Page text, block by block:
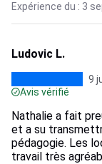
Expérience du : 3
Ludovic L.
9
Avis vérifié
Nathalie a fait
et a su
pédagogie. Les
travail très